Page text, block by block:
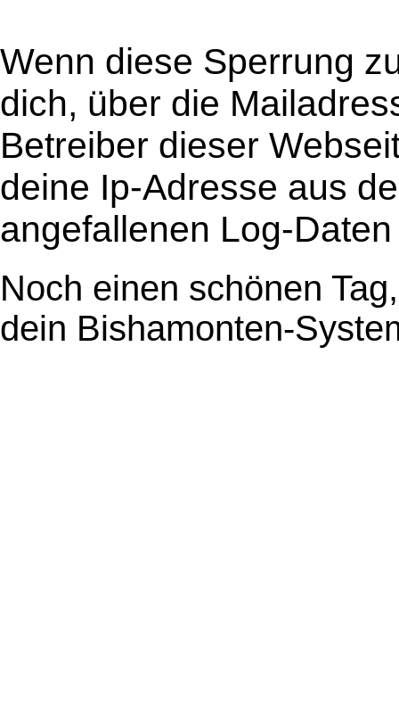
Wenn diese Sperrung
dich, über die
Betreiber dieser
deine Ip-Adresse aus
angefallenen Log-
Noch einen schönen Tag,
dein Bishamonten-